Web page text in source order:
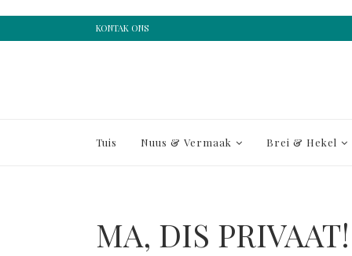
KONTAK ONS
Tuis Nuus & Vermaak Brei & Hekel
MA, DIS PRIVAAT!